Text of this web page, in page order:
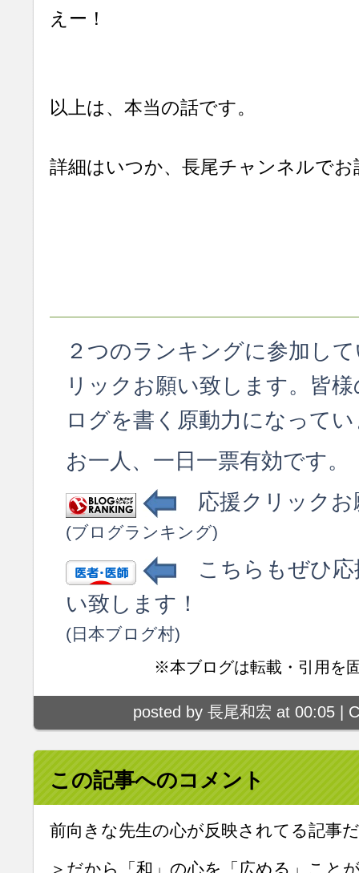
えー！
以上は、本当の話です。
詳細はいつか、長尾チャンネルで
２つのランキングに参加し
リックお願い致します。皆
ログを書く原動力になって
お一人、一日一票有効です。
応援クリックお
(ブログランキング)
こちらもぜひ応
い致します！
(日本ブログ村)
※本ブログは転載・引用を
posted by 長尾和宏 at 00:05 |
この記事へのコメント
前向きな先生の心が反映されてる記事
＞だから「和」の心を「広める」こと